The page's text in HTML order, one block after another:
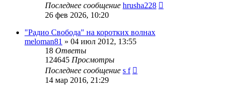
Последнее сообщение hrusha228
26 фев 2026, 10:20
"Радио Свобода" на коротких волнах
meloman81 » 04 июл 2012, 13:55
18 Ответы
124645 Просмотры
Последнее сообщение s f
14 мар 2016, 21:29